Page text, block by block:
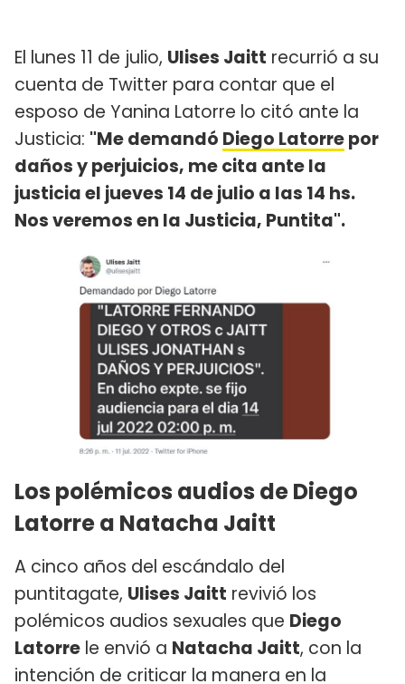
El lunes 11 de julio, Ulises Jaitt recurrió a su
cuenta de Twitter para contar que el
esposo de Yanina Latorre lo citó ante la
Justicia: "Me demandó Diego Latorrepor
daños y perjuicios, me cita ante la
justicia el jueves 14 de julio a las 14 hs.
Nos veremos en la Justicia, Puntita".
Los polémicos audios de Diego
Latorre a Natacha Jaitt
A cinco años del escándalo del
puntitagate, Ulises Jaitt revivió los
polémicos audios sexuales que Diego
Latorre le envió a Natacha Jaitt, con la
intención de criticar la manera en la